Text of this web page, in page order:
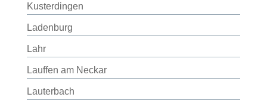
Kusterdingen
Ladenburg
Lahr
Lauffen am Neckar
Lauterbach